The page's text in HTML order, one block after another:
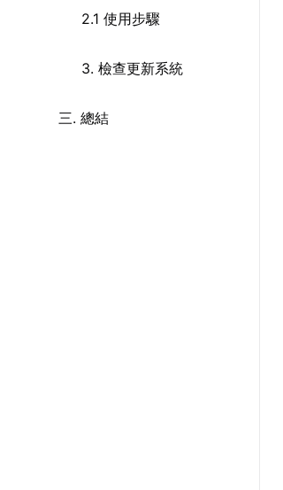
2.1 使用步驟
3. 檢查更新系統
三. 總結